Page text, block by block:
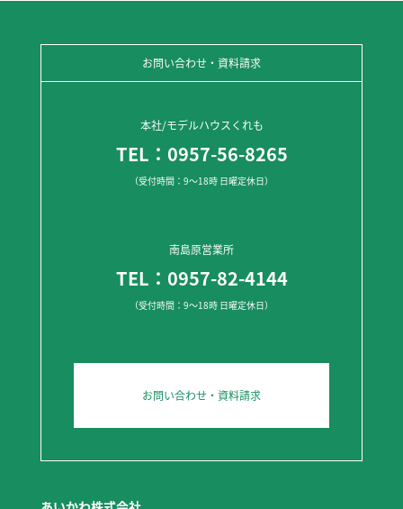
お問い合わせ・資料請求
本社/モデルハウスくれも
TEL：0957-56-8265
（受付時間：9～18時 日曜定休日）
南島原営業所
TEL：0957-82-4144
（受付時間：9～18時 日曜定休日）
お問い合わせ・資料請求